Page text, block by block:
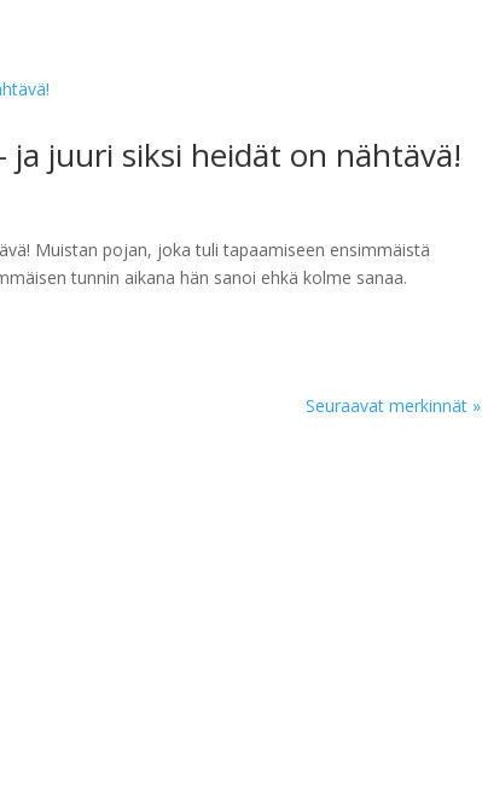
juuri siksi heidät on nähtävä!
Muistan pojan, joka tuli tapaamiseen ensimmäistä
tunnin aikana hän sanoi ehkä kolme sanaa.
Seuraavat merkinnät »